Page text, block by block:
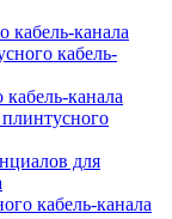
кабель-канала
кабель-
канала
для
кабель-канала